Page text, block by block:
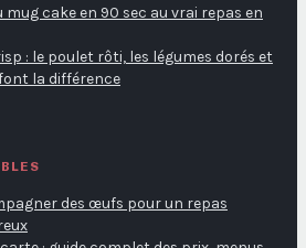
mug cake en 90 sec au vrai repas en
: le poulet rôti, les légumes dorés et
la différence
des œufs pour un repas